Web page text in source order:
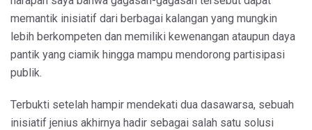
memantik inisiatif dari berbagai kalangan yang mungkin
lebih berkompeten dan memiliki kewenangan ataupun daya
pantik yang ciamik hingga mampu mendorong partisipasi
publik.
Terbukti setelah hampir mendekati dua dasawarsa, sebuah
inisiatif jenius akhirnya hadir sebagai salah satu solusi